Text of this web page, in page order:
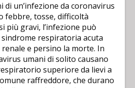
di un’infezione da coronavirus
febbre, tosse, difficoltà
più gravi, l’infezione può
respiratoria acuta
e persino la morte. In
umani di solito causano
superiore da lievi a
raffreddore, che durano